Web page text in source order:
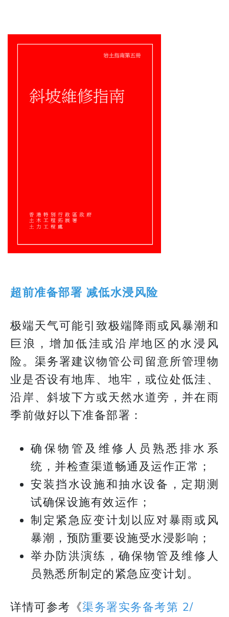
超前准备部署 减低水浸风险
极端天气可能引致极端降雨或风暴潮和
巨浪，增加低洼或沿岸地区的水浸风
险。渠务署建议物管公司留意所管理物
业是否设有地库、地牢，或位处低洼、
沿岸、斜坡下方或天然水道旁，并在雨
季前做好以下准备部署：
确保物管及维修人员熟悉排水系
统，并检查渠道畅通及运作正常；
安装挡水设施和抽水设备，定期测
试确保设施有效运作；
制定紧急应变计划以应对暴雨或风
暴潮，预防重要设施受水浸影响；
举办防洪演练，确保物管及维修人
员熟悉所制定的紧急应变计划。
详情可参考《渠务署实务备考第 2/